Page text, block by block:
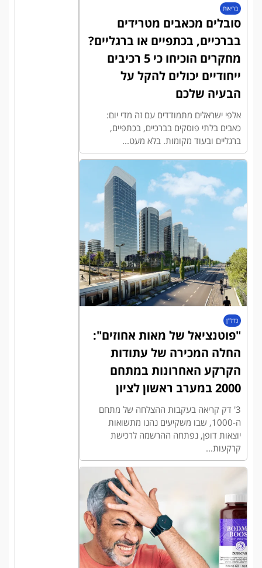
בריאות
סובלים מכאבים מטרידים
בברכיים, בכתפיים או ברגליים?
מחקרים הוכיחו כי 5 רכיבים
ייחודיים יכולים להקל על
הבעיה שלכם
אלפי ישראלים מתמודדים עם זה מדי יום:
כאבים בלתי פוסקים בברכיים, בכתפיים,
ברגליים ובעוד מקומות. בלא מעט...
נדל"ן
"פוטנציאל של מאות אחוזים":
החלה המכירה של עתודות
הקרקע האחרונות במתחם
2000 במערב ראשון לציון
3' דק קריאה בעקבות ההצלחה של מתחם
ה-1000, שבו משקיעים נהנו מתשואות
יוצאות דופן, נפתחה ההרשמה לרכישת
קרקעות...